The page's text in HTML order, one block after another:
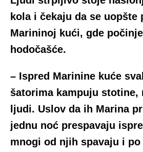
kola i čekaju da se uopšte
Marininoj kući, gde
hodočašće.
– Ispred Marinine kuće
šatorima kampuju stotine,
ljudi. Uslov da ih Marina
jednu noć prespavaju
mnogi od njih spavaju i